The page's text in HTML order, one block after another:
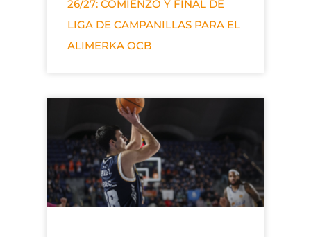
26/27: COMIENZO Y FINAL DE
LIGA DE CAMPANILLAS PARA EL
ALIMERKA OCB